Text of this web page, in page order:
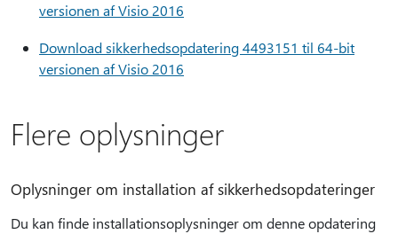
versionen af Visio 2016
Download sikkerhedsopdatering 4493151 til 64-bit
versionen af Visio 2016
Flere oplysninger
Oplysninger om installation af sikkerhedsopdateringer
Du kan finde installationsoplysninger om denne opdatering